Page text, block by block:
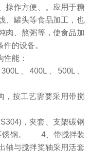
操作方便、。应用于糖
、罐头等食品加工，也
肉、熬粥等，使食品加
件的设备。
构性能：
、400L、500L、
，按工艺需要采用带搅
，夹套、支架碳钢
锈钢。 4、带搅拌装
轴与搅拌桨轴采用活套